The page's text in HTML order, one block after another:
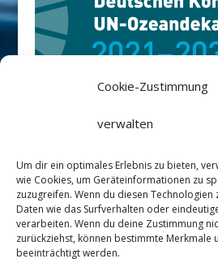
Cookie-Zustimmung
verwalten
Um dir ein optimales Erlebnis zu bieten,
wie Cookies, um Geräteinformationen zu
zuzugreifen. Wenn du diesen
Daten wie das Surfverhalten oder
verarbeiten. Wenn du deine Zustimmung
zurückziehst, können bestimmte Merkmale
beeinträchtigt werden.
Komitees://